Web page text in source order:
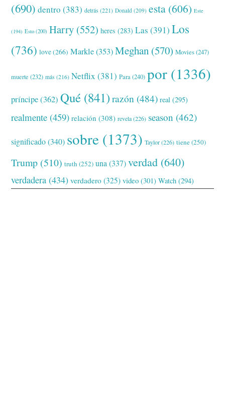
(690) dentro (383) detrás (221) Donald (209) esta (606) Este
(194) Esto (200) Harry (552) heres (283) Las (391) Los
(736) love(266) Markle(353) Meghan (570) Movies(247)
muerte (232) más (216) Netflix (381) Para(240) por (1336)
príncipe(362) Qué (841) razón (484) real (295)
realmente (459) relación (308) revela(226) season (462)
significado(340) sobre (1373) Taylor(226) tiene(250)
Trump (510) truth (252) una(337) verdad (640)
verdadera (434) verdadero (325) video (301) Watch (294)